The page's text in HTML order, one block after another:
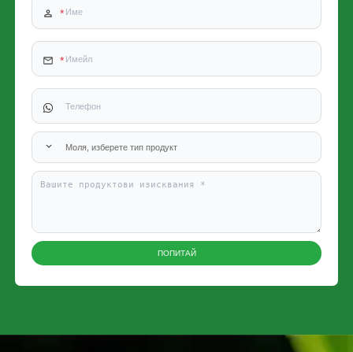
Моля, изберете тип продукт
ПОПИТАЙ